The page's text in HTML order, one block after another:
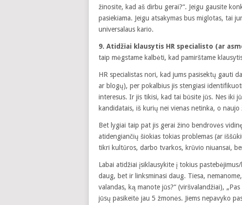
žinosite, kad aš dirbu gerai?“. Jeigu gausite
pasiekiama. Jeigu atsakymas bus miglotas, tai
universalaus kario.
9. Atidžiai klausytis HR specialisto (ar
taip mėgstame kalbėti, kad pamirštame
HR specialistas nori, kad jums pasisektų gauti
ar blogų), per pokalbius jis stengiasi
interesus. Ir jis tikisi, kad tai būsite jūs. Nes iki
kandidatais, iš kurių nei vienas netinka, o
Bet lygiai taip pat jis gerai žino bendrovės
atidengiančių šiokias tokias problemas (ar
tikri kultūros, darbo tvarkos, krūvio niuansai,
Labai atidžiai įsiklausykite į tokius
daug, bet ir linksminasi daug. Tiesa,
valandas, ką manote jūs?“ (viršvalandžiai),
jūsų pasikeitė jau 5 žmonės. Jiems nepavyko